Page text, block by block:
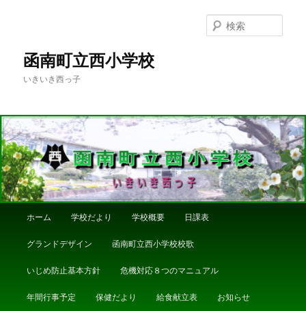
へ
移
動
函南町立西小学校
いきいき西っ子
索
ホーム 学校だより 学校概要 日課表
グランドデザイン 函南町立西小学校校歌
いじめ防止基本方針 危機対応８つのマニュアル
年間行事予定 保健だより 給食献立表 お知らせ